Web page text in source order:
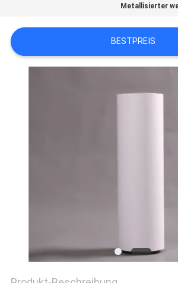
EIN
ANGEBOT
Metallisierter
BESTPREIS